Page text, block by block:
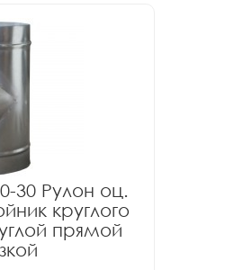
30 Рулон оц.
круглого
прямой